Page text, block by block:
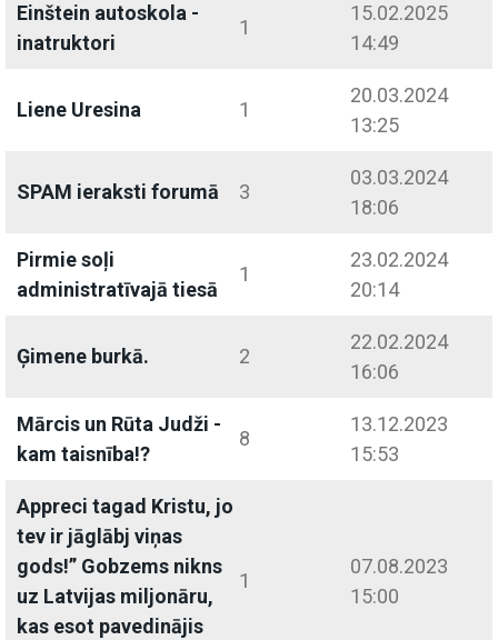
Einštein autoskola -
inatruktori
1
15.02.2025
14:49
Liene Uresina 1
20.03.2024
13:25
SPAM ieraksti forumā 3
03.03.2024
18:06
Pirmie soļi
administratīvajā tiesā
1
23.02.2024
20:14
Ģimene burkā. 2
22.02.2024
16:06
Mārcis un Rūta Judži -
kam taisnība!?
8
13.12.2023
15:53
Appreci tagad Kristu, jo
tev ir jāglābj viņas
gods!” Gobzems nikns
uz Latvijas miljonāru,
kas esot pavedinājis
1
07.08.2023
15:00